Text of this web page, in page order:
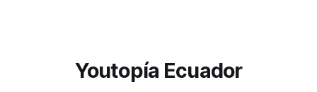
Youtopía Ecuador